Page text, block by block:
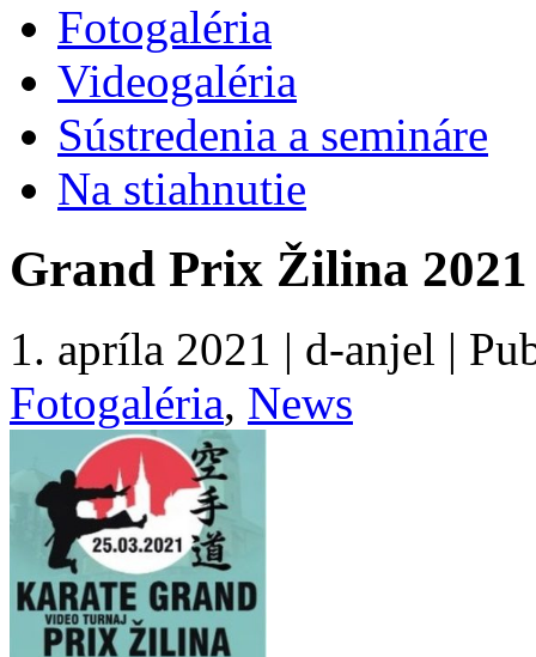
Fotogaléria
Videogaléria
Sústredenia a semináre
Na stiahnutie
Grand Prix Žilina 2021
1. apríla 2021 | d-anjel |
Fotogaléria, News